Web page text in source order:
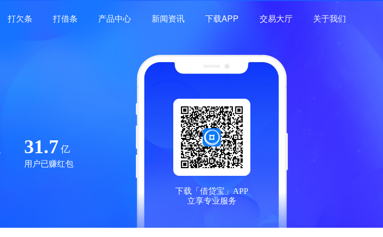
打欠条 打借条 产品中心 新闻资讯 下载APP 交易大厅 关于我们
31.7 亿
用户已赚红包
下载「借贷宝」APP
立享专业服务